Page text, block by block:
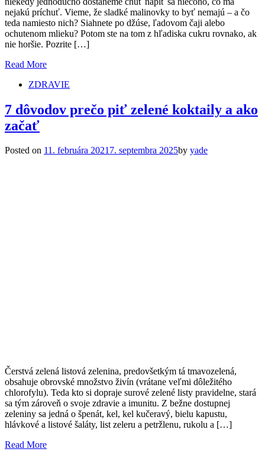
nejakú príchuť. Vieme, že sladké malinovky to byť nemajú – a čo
teda namiesto nich? Siahnete po džúse, ľadovom čaji alebo
ochutenom mlieku? Potom ste na tom z hľadiska cukru rovnako, ak
nie horšie. Pozrite […]
Read More
ZDRAVIE
7 dôvodov prečo piť zelené koktaily a ako
začať
Posted on 11. februára 20217. septembra 2025by yade
Čerstvá zelená listová zelenina, predovšetkým tá tmavozelená,
obsahuje obrovské množstvo živín (vrátane veľmi dôležitého
chlorofylu). Teda kto si dopraje surové zelené listy pravidelne, stará
sa tým zároveň o svoje zdravie a imunitu. Z bežne dostupnej
zeleniny sa jedná o špenát, kel, kel kučeravý, bielu kapustu,
hlávkové a listové šaláty, list zeleru a petržlenu, rukolu a […]
Read More